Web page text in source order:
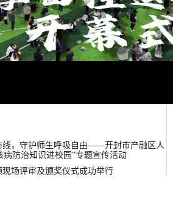
Video
线，守护师生呼吸自由——开封市产融区人
病防治知识进校园”专题宣传活动
场评审及颁奖仪式成功举行